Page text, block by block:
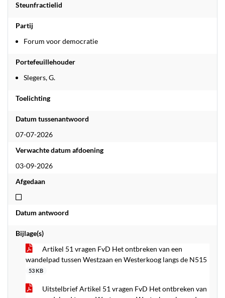
Steunfractielid
Partij
Forum voor democratie
Portefeuillehouder
Slegers, G.
Toelichting
Datum tussenantwoord
07-07-2026
Verwachte datum afdoening
03-09-2026
Afgedaan
Niet afgedaan
Datum antwoord
Bijlage(s)
Artikel 51 vragen FvD Het ontbreken van een
wandelpad tussen Westzaan en Westerkoog langs de N515
53 KB
Uitstelbrief Artikel 51 vragen FvD Het ontbreken van